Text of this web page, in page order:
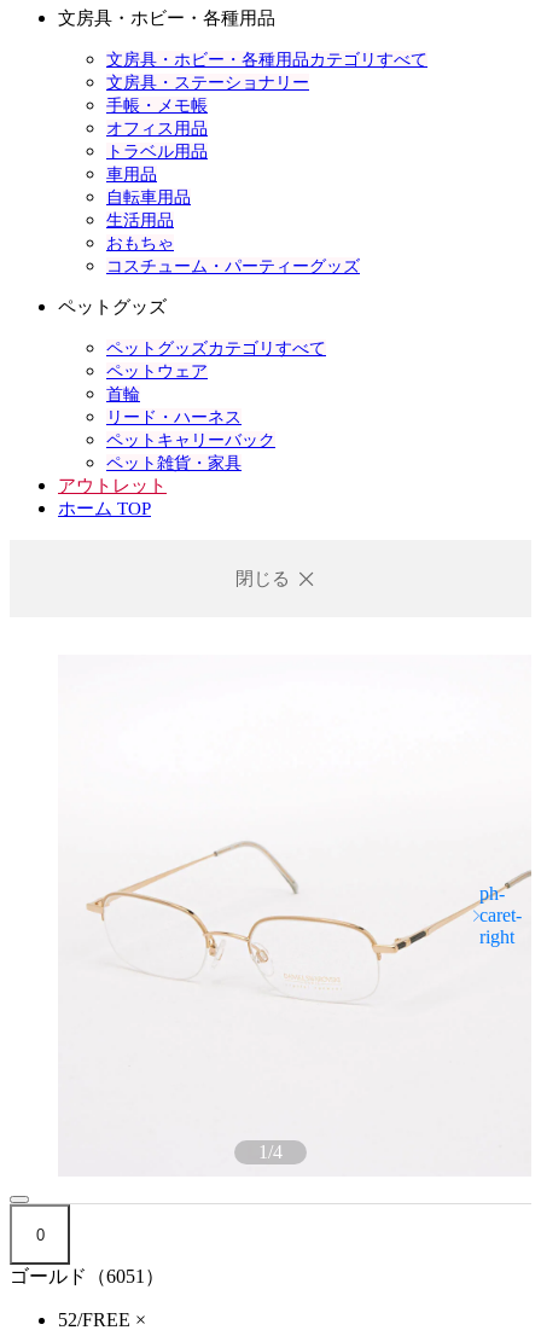
文房具・ホビー・各種用品
文房具・ホビー・各種用品カテゴリすべて
文房具・ステーショナリー
手帳・メモ帳
オフィス用品
トラベル用品
車用品
自転車用品
生活用品
おもちゃ
コスチューム・パーティーグッズ
ペットグッズ
ペットグッズカテゴリすべて
ペットウェア
首輪
リード・ハーネス
ペットキャリーバック
ペット雑貨・家具
アウトレット
ホーム TOP
閉じる
1/4
0
ゴールド（6051）
52/FREE ×